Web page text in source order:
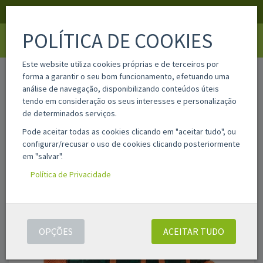
home sa622545890
POLÍTICA DE COOKIES
Este website utiliza cookies próprias e de terceiros por
forma a garantir o seu bom funcionamento, efetuando uma
análise de navegação, disponibilizando conteúdos úteis
tendo em consideração os seus interesses e personalização
de determinados serviços.
Pode aceitar todas as cookies clicando em "aceitar tudo", ou
configurar/recusar o uso de cookies clicando posteriormente
em "salvar".
Política de Privacidade
ACEITAR TUDO
OPÇÕES